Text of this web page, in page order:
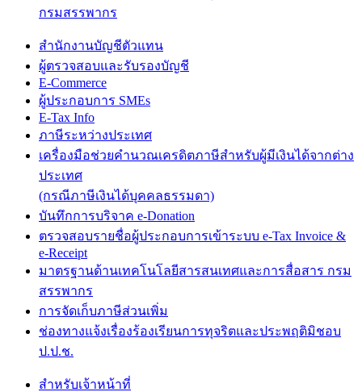
กรมสรรพากร
สำนักงานบัญชีตัวแทน
ผู้ตรวจสอบและรับรองบัญชี
E-Commerce
ผู้ประกอบการ SMEs
E-Tax Info
ภาษีระหว่างประเทศ
เครื่องมือช่วยคำนวณเครดิตภาษีสำหรับผู้มีเงินได้จากต่าง
ประเทศ
(กรณีภาษีเงินได้บุคคลธรรมดา)
บันทึกการบริจาค e-Donation
ตรวจสอบรายชื่อผู้ประกอบการเข้าระบบ e-Tax Invoice &
e-Receipt
มาตรฐานด้านเทคโนโลยีสารสนเทศและการสื่อสาร กรม
สรรพากร
การจัดเก็บภาษีส่วนเพิ่ม
ช่องทางแจ้งเรื่องร้องเรียนการทุจริตและประพฤติมิชอบ
ป.ป.ช.
สำหรับเจ้าหน้าที่